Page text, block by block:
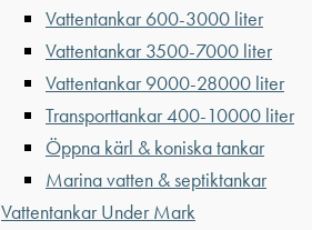
Vattentankar 600-3000 liter
Vattentankar 3500-7000 liter
Vattentankar 9000-28000 liter
Transporttankar 400-10000 liter
Öppna kärl & koniska tankar
Marina vatten & septiktankar
Vattentankar Under Mark